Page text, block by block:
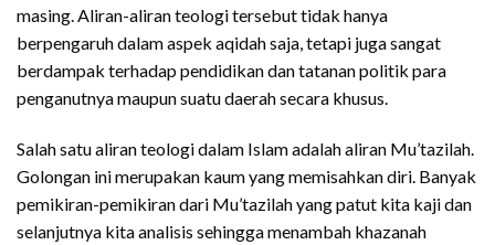
masing. Aliran-aliran teologi tersebut tidak hanya
berpengaruh dalam aspek aqidah saja, tetapi juga sangat
berdampak terhadap pendidikan dan tatanan politik para
penganutnya maupun suatu daerah secara khusus.
Salah satu aliran teologi dalam Islam adalah aliran Mu’tazilah.
Golongan ini merupakan kaum yang memisahkan diri. Banyak
pemikiran-pemikiran dari Mu’tazilah yang patut kita kaji dan
selanjutnya kita analisis sehingga menambah khazanah